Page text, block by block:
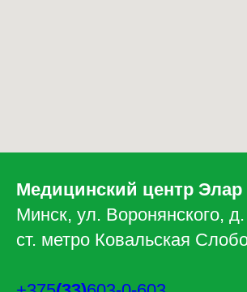
Медицинский центр Элар
Минск, ул. Воронянского,
ст. метро Ковальская